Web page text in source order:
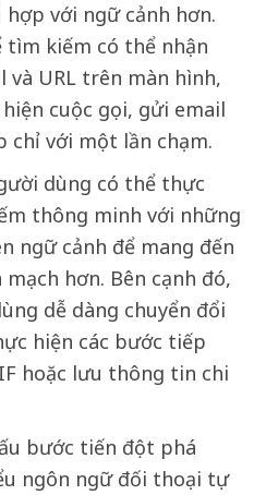
với ngữ cảnh hơn.
tìm kiếm có thể nhận
và URL trên màn hình,
cuộc gọi, gửi email
chỉ với một lần chạm.
dùng có thể thực
thông minh với những
ngữ cảnh để mang đến
hơn. Bên cạnh đó,
dễ dàng chuyển đổi
hiện các bước tiếp
hoặc lưu thông tin chi
bước tiến đột phá
ngôn ngữ đối thoại tự